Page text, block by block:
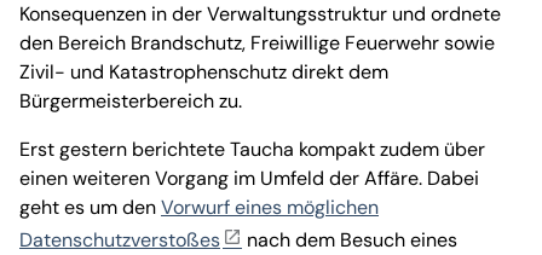
Konsequenzen in der Verwaltungsstruktur und ordnete
den Bereich Brandschutz, Freiwillige Feuerwehr sowie
Zivil- und Katastrophenschutz direkt dem
Bürgermeisterbereich zu.
Erst gestern berichtete Taucha kompakt zudem über
einen weiteren Vorgang im Umfeld der Affäre. Dabei
geht es um denVorwurf eines möglichen
Datenschutzverstoßes
nach dem Besuch eines